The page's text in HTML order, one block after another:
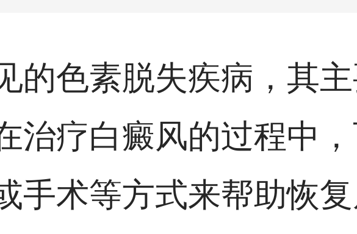
的色素脱失疾病，其
治疗白癜风的过程中
手术等方式来帮助恢